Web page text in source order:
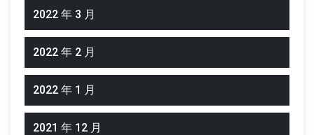
2022 年 3 月
2022 年 2 月
2022 年 1 月
2021 年 12 月